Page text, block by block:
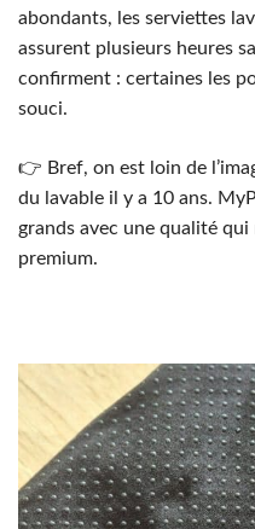
abondants, les serviettes
assurent plusieurs heures
confirment : certaines les
souci.
👉 Bref, on est loin de
du lavable il y a 10 ans.
grands avec une qualité qui
premium.